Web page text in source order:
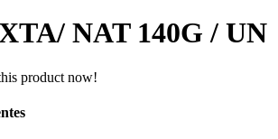
NAT 140G / UN
product now!